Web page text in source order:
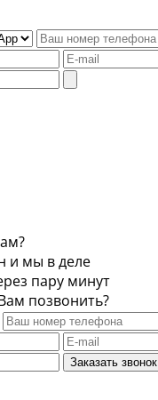
и мы в деле
пару минут
позвонить?
Заказать звонок